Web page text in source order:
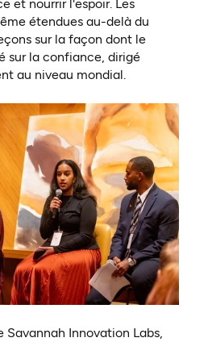
et nourrir l'espoir. Les
étendues au-delà du
sur la façon dont le
sur la confiance, dirigé
au niveau mondial.
Savannah Innovation Labs,